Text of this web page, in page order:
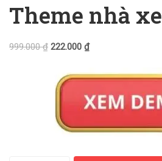
Theme nhà xe
999.000₫ 222.000 ₫